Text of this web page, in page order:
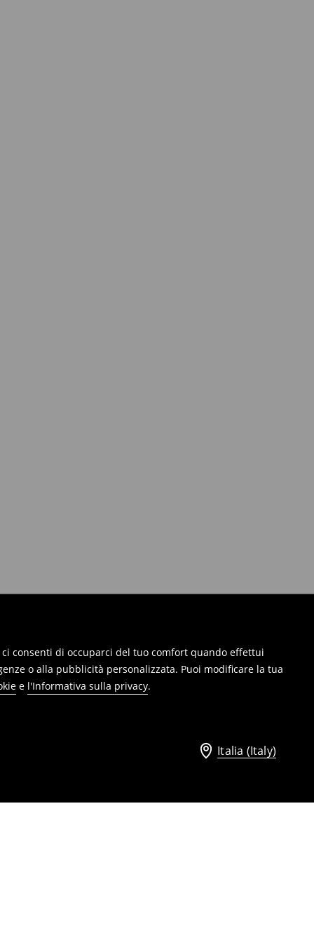
consenti di occuparci del tuo comfort quando effettui
o alla pubblicità personalizzata. Puoi modificare la tua
e l'Informativa sulla privacy.
Italia (Italy)